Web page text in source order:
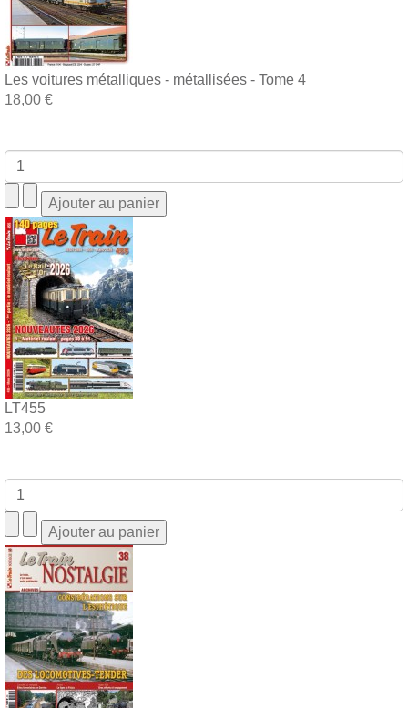
Les voitures métalliques - métallisées - Tome 4
18,00 €
LT455
13,00 €